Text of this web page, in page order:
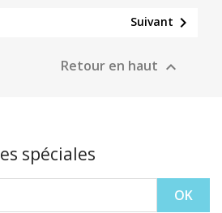
Suivant 
Retour en haut 
spéciales